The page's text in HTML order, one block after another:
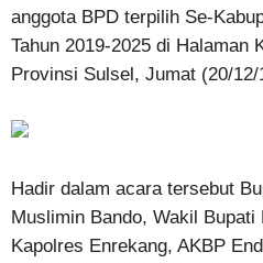
anggota BPD terpilih Se-
Tahun 2019-2025 di Halaman
Provinsi Sulsel, Jumat (20/12/
Hadir dalam acara tersebut
Muslimin Bando, Wakil Bupati
Kapolres Enrekang, AKBP